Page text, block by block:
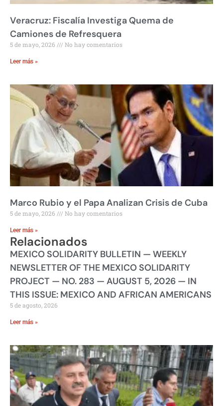
Veracruz: Fiscalía Investiga Quema de
Camiones de Refresquera
5 de mayo, 2026 No hay comentarios
Leer más »
Marco Rubio y el Papa Analizan Crisis de Cuba
5 de mayo, 2026 No hay comentarios
Leer más »
Relacionados
MEXICO SOLIDARITY BULLETIN — WEEKLY
NEWSLETTER OF THE MEXICO SOLIDARITY
PROJECT — NO. 283 — AUGUST 5, 2026 — IN
THIS ISSUE: MEXICO AND AFRICAN AMERICANS
5 de agosto, 2026
Leer más »